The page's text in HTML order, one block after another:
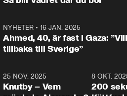
utbildnings- och
Mohamsson till svars.
NYHETER• 16 JAN. 2025
Ahmed, 40, är fast i Gaza: ”Vill
tillbaka till Sverige”
31:05
25 NOV. 2025
Knutby – Vem
8 OKT.
200